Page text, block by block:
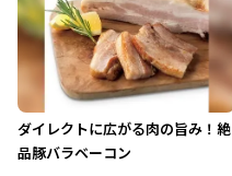
ダイレクトに広がる肉の旨み！絶
品豚バラベーコン